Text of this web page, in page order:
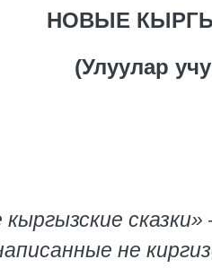
НОВЫЕ
(Улуулар
не